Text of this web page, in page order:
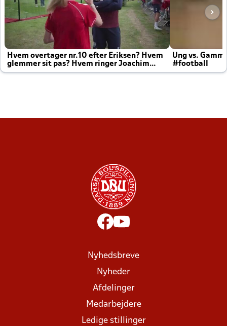
Hvem overtager nr.10 efter Eriksen? Hvem
glemmer sit pas? Hvem ringer Joachim
altid til efter kampe?
Ung vs.
#football
Nyhedsbreve
Nyheder
Afdelinger
Medarbejdere
Ledige stillinger